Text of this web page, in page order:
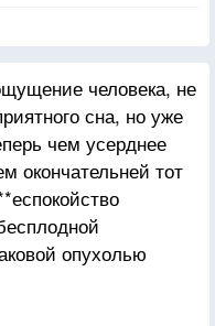
человека, не
сна, но уже
чем усерднее
окончательней тот
опухолью
действовала по